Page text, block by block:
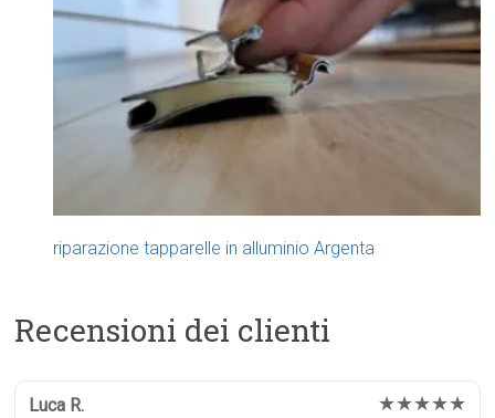
riparazione tapparelle in alluminio Argenta
Recensioni dei clienti
Luca R. ★★★★★